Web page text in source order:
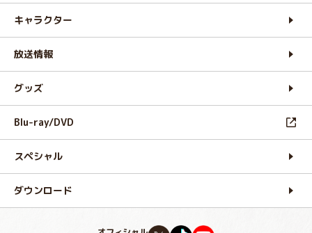
キャラクター
放送情報
グッズ
Blu-ray/DVD
スペシャル
ダウンロード